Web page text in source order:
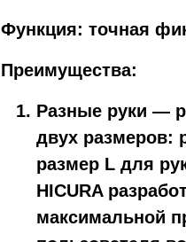
Функция: точная
Преимущества:
Разные руки —
двух размеров:
размер L для
HICURA
максимальной